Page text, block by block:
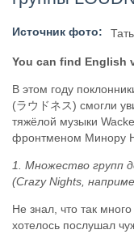
Источник фото:
You can find English
В этом году
(ラウドネス) смогли
тяжёлой музыки
фронтменом Минору
1. Множество групп
(Crazy Nights,
Не знал, что так
хотелось послушал